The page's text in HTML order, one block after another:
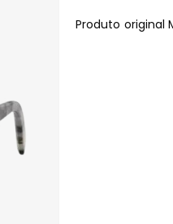
Produto original